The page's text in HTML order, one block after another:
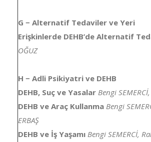
G − Alternatif Tedaviler ve Yeri
Erişkinlerde DEHB’de Alternatif
OĞUZ
H − Adli Psikiyatri ve DEHB
DEHB, Suç ve Yasalar Bengi
DEHB ve Araç Kullanma Bengi
ERBAŞ
DEHB ve İş Yaşamı Bengi SEMERCİ,